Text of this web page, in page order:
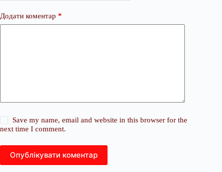
Додати коментар *
Save my name, email and website in this browser for the
next time I comment.
Опублікувати коментар